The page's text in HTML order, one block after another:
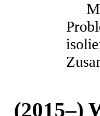
(2015–)